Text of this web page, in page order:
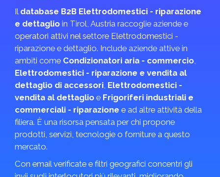
Il database B2B Elettrodomestici - riparazione
e dettaglio in Tirol, Austria raccoglie aziende e
operatori attivi nel settore Elettrodomestici -
riparazione e dettaglio. Include aziende attive in
ambiti come Condizionatori aria - commercio,
Elettrodomestici - riparazione e vendita al
dettaglio di accessori, Elettrodomestici -
vendita al dettaglio e Frigoriferi industriali e
commerciali - riparazione e ad altre attività della
filiera. È una risorsa pensata per chi propone
prodotti, servizi, tecnologie o forniture a questo
mercato.
Con email verificate e filtri geografici concentri gli